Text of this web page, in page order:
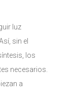
luz
sin el
los
necesarios.
a